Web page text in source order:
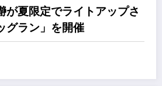
が夏限定でライトアップさ
グラン」を開催